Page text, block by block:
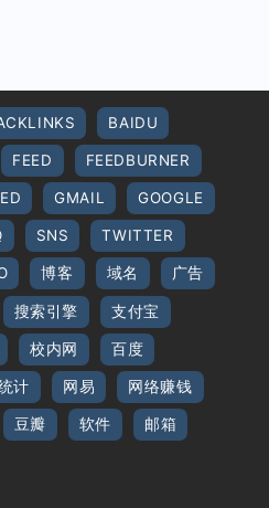
BAIDU
FEED FEEDBURNER
GMAIL GOOGLE
SNS TWITTER
博客 域名 广告
搜索引擎 支付宝
校内网 百度
计 网易 网络赚钱
豆瓣 软件 邮箱